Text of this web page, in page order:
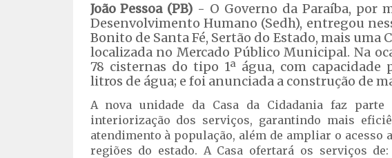
João Pessoa (PB) - O Governo da Paraíba, por
Desenvolvimento Humano (Sedh), entregou
Bonito de Santa Fé, Sertão do Estado, mais uma
localizada no Mercado Público Municipal. Na
78 cisternas do tipo 1ª água, com
litros de água; e foi anunciada a construção de
A nova unidade da Casa da Cidadania faz
interiorização dos serviços, garantindo mais
atendimento à população, além de ampliar o acesso
regiões do estado. A Casa ofertará os serviços